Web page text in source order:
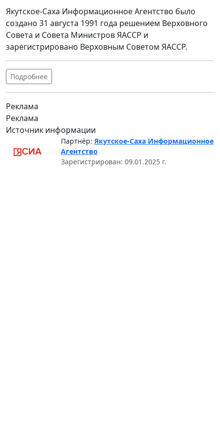
Якутское-Саха Информационное Агентство было
создано 31 августа 1991 года решением Верховного
Совета и Совета Министров ЯАССР и
зарегистрировано Верховным Советом ЯАССР.
Подробнее
Реклама
Реклама
Источник информации
Партнёр: Якутское-Саха Информационное
Агентство
Зарегистрирован: 09.01.2025 г.